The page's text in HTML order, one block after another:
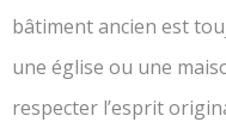
bâtiment ancien est
une église ou une
respecter l’esprit